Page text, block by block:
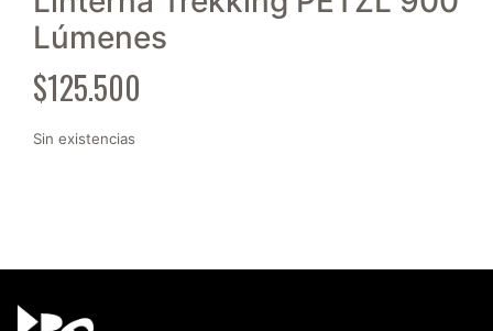
Lúmenes
$125.500
Sin existencias